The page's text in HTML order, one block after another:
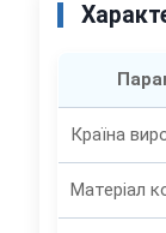
Країна
Матеріал